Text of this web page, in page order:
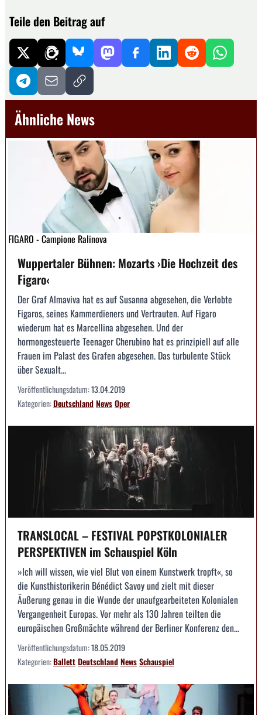
Teile den Beitrag auf
Ähnliche News
FIGARO - Campione Ralinova
Wuppertaler Bühnen: Mozarts ›Die Hochzeit des
Figaro‹
Der Graf Almaviva hat es auf Susanna abgesehen, die Verlobte
Figaros, seines Kammerdieners und Vertrauten. Auf Figaro
wiederum hat es Marcellina abgesehen. Und der
hormongesteuerte Teenager Cherubino hat es prinzipiell auf alle
Frauen im Palast des Grafen abgesehen. Das turbulente Stück
über Sexualt...
Veröffentlichungsdatum:13.04.2019
Kategorien:DeutschlandNewsOper
TRANSLOCAL – FESTIVAL POPSTKOLONIALER
PERSPEKTIVEN im Schauspiel Köln
»Ich will wissen, wie viel Blut von einem Kunstwerk tropft«, so
die Kunsthistorikerin Bénédict Savoy und zielt mit dieser
Äußerung genau in die Wunde der unaufgearbeiteten Kolonialen
Vergangenheit Europas. Vor mehr als 130 Jahren teilten die
europäischen Großmächte während der Berliner Konferenz den...
Veröffentlichungsdatum:18.05.2019
Kategorien:BallettDeutschlandNewsSchauspiel